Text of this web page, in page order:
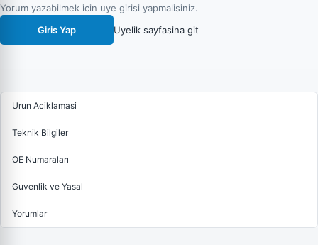
Yorum yazabilmek icin uye girisi yapmalisiniz.
Giris Yap
Uyelik sayfasina git
Urun Aciklamasi
Teknik Bilgiler
OE Numaraları
Guvenlik ve Yasal
Yorumlar